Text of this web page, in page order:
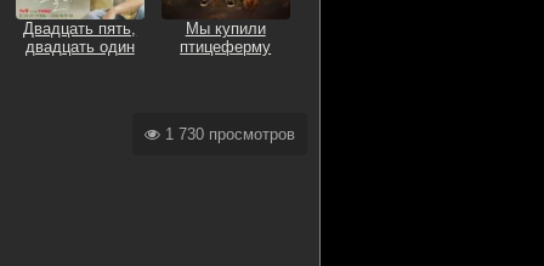
Двадцать пять,
двадцать один
Мы купили
птицеферму
1 730 просмотров